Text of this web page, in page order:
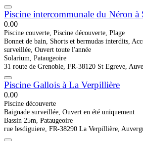
Piscine intercommunale du Néron à
0.00
Piscine couverte, Piscine découverte, Plage
Bonnet de bain, Shorts et bermudas interdits,
surveillée, Ouvert toute l'année
Solarium, Pataugeoire
31 route de Grenoble, FR-38120 St Egreve,
Piscine Gallois à La Verpillière
0.00
Piscine découverte
Baignade surveillée, Ouvert en été uniquement
Bassin 25m, Pataugeoire
rue lesdiguiere, FR-38290 La Verpillière,